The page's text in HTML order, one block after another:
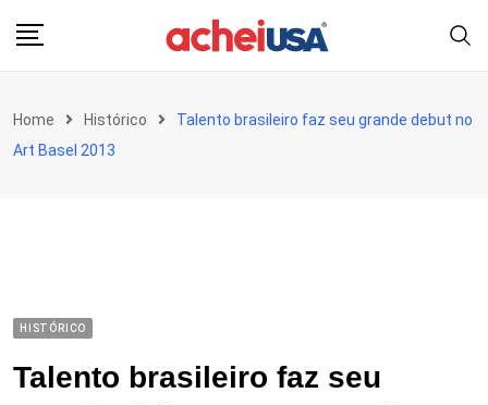
Home Histórico
Talento brasileiro faz seu grande debut no
Art Basel 2013
HISTÓRICO
Talento brasileiro faz seu